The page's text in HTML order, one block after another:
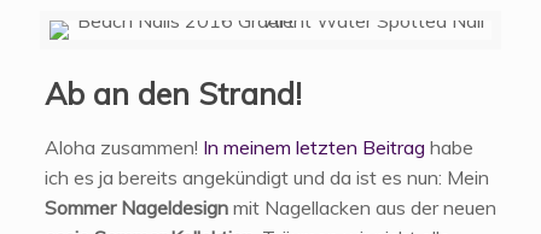
Ab an den Strand!
Aloha zusammen! In meinem letzten Beitrag habe
ich es ja bereits angekündigt und da ist es nun: Mein
Sommer Nageldesignmit Nagellacken aus der neuen